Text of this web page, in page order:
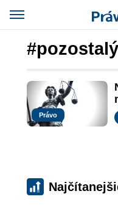
#pozostalý
Právo